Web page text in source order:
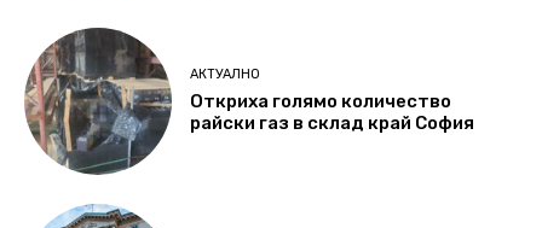
АКТУАЛНО
Откриха голямо количество
райски газ в склад край София